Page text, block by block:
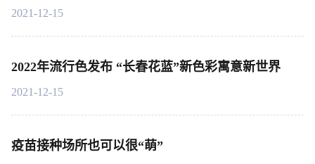
2021-12-15
2022年流行色发布 “长春花蓝”新色彩寓意新世界
2021-12-15
疫苗接种场所也可以很“萌”